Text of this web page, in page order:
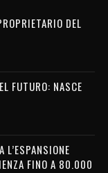
DEL
FUTURO: NASCE
FINO A 80.000